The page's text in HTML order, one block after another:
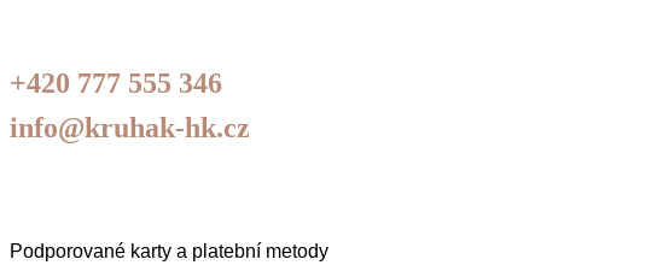
+420 777 555 346
info@kruhak-hk.cz
Podporované karty a platební metody